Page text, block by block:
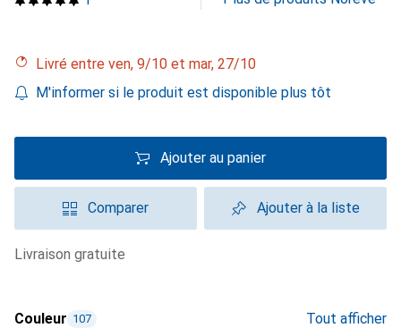
Livré entre ven, 9/10 et mar, 27/10
M'informer si le produit est disponible plus tôt
Ajouter au panier
Comparer Ajouter à la liste
livraison gratuite
Couleur 107 Tout afficher